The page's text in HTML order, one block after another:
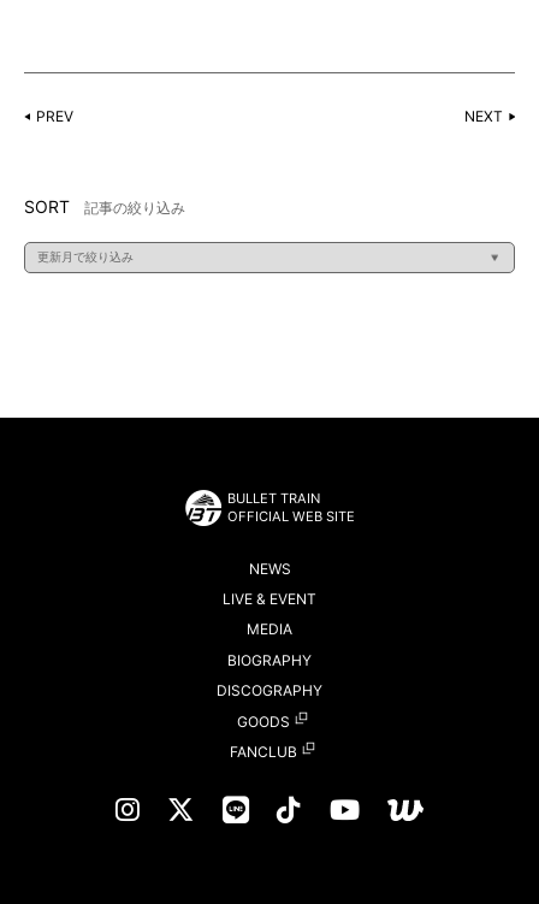
PREV NEXT
SORT 記事の絞り込み
BULLET TRAIN
OFFICIAL WEB SITE
NEWS
LIVE & EVENT
MEDIA
BIOGRAPHY
DISCOGRAPHY
GOODS
FANCLUB